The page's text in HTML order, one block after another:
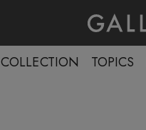
COLLECTION TOPICS